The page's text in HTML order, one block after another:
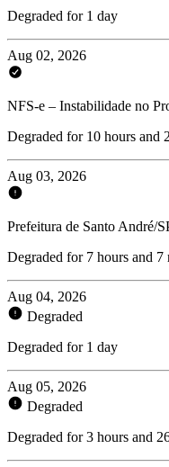
Degraded for 1 day
Aug 02, 2026
NFS-e – Instabilidade no
Degraded for 10 hours and
Aug 03, 2026
Prefeitura de Santo André/
Degraded for 7 hours and 7
Aug 04, 2026
Degraded
Degraded for 1 day
Aug 05, 2026
Degraded
Degraded for 3 hours and